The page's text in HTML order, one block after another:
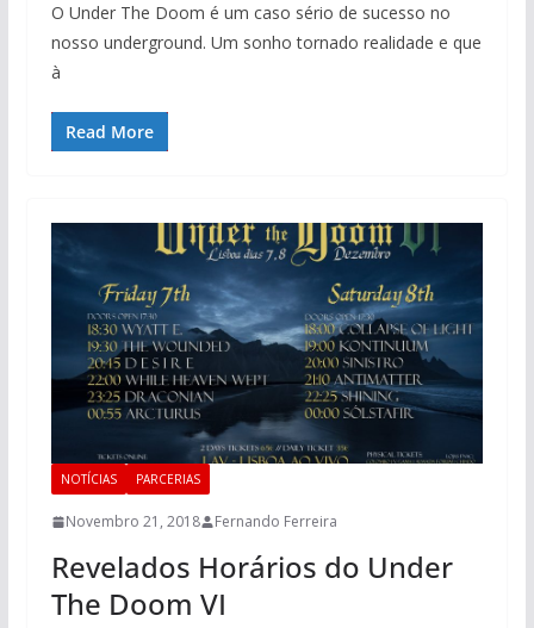
O Under The Doom é um caso sério de sucesso no
nosso underground. Um sonho tornado realidade e que
à
Read More
NOTÍCIAS PARCERIAS
Novembro 21, 2018 Fernando Ferreira
Revelados Horários do Under
The Doom VI